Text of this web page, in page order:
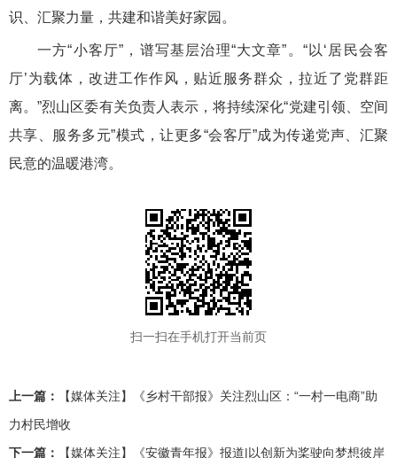
识、汇聚力量，共建和谐美好家园。
一方“小客厅”，谱写基层治理“大文章”。“以‘居民会客
厅’为载体，改进工作作风，贴近服务群众，拉近了党群距
离。”烈山区委有关负责人表示，将持续深化“党建引领、空间
共享、服务多元”模式，让更多“会客厅”成为传递党声、汇聚
民意的温暖港湾。
扫一扫在手机打开当前页
上一篇：
【媒体关注】《乡村干部报》关注烈山区：“一村一电商”助
力村民增收
下一篇：
【媒体关注】《安徽青年报》报道|以创新为桨驶向梦想彼岸